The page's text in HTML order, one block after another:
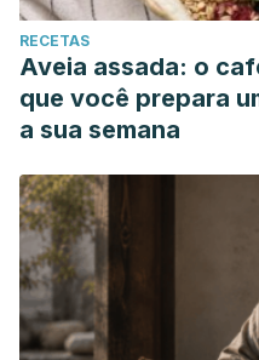
RECETAS
Aveia assada: o
que você prepara
a sua semana